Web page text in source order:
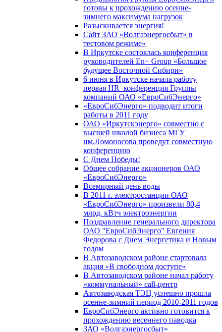
готовы к прохождению осенне-
зимнего максимума нагрузок
Разыскивается энергия!
Сайт ЗАО «Волгаэнергосбыт» в
тестовом режиме»
В Иркутске состоялась конференция
руководителей En+ Group «Большое
будущее Восточной Сибири»
6 июня в Иркутске начала работу
первая HR–конференция Группы
компаний ОАО «ЕвроСибЭнерго»
«ЕвроСибЭнерго» подводит итоги
работы в 2011 году
ОАО «Иркутскэнерго» совместно с
высшей школой бизнеса МГУ
им.Ломоносова проведут совместную
конференцию
С Днем Победы!
Общее собрание акционеров ОАО
«ЕвроСибЭнерго»
Всемирный день воды
В 2011 г. электростанции ОАО
«ЕвроСибЭнерго» произвели 80,4
млрд. кВтч электроэнергии
Поздравление генерального директора
ОАО "ЕвроСибЭнерго" Евгения
Федорова с Днем Энергетика и Новым
годом
В Автозаводском районе стартовала
акция «В свободном доступе»
В Автозаводском районе начал работу
«коммунальный» call-центр
Автозаводская ТЭЦ успешно прошла
осенне-зимний период 2010-2011 годов
ЕвроСибЭнерго активно готовится к
прохождению весеннего паводка
ЗАО «Волгаэнергосбыт»